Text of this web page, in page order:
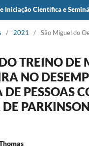
/ 2021 / São Miguel do
TREINO DE
NO
PESSOAS
PARKINSON